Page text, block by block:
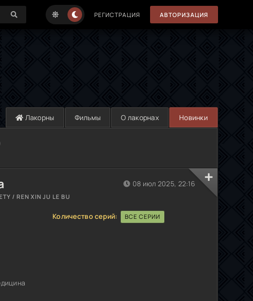
РЕГИСТРАЦИЯ АВТОРИЗАЦИЯ
Лакорны Фильмы О лакорнах Новинки
/ REN XIN JU LE BU
08 июл 2025, 22:16
Количество серий: ВСЕ СЕРИИ